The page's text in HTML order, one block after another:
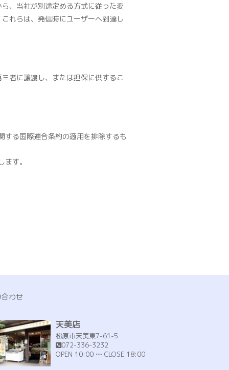
、当社が別途定める方式に従った変
れらは、発信時にユーザーへ到達し
者に譲渡し、または担保に供するこ
る国際連合条約の適用を排除するも
す。
わせ
天美店
松原市天美東7-61-5
072-336-3232
OPEN 10:00 ～ CLOSE 18:00